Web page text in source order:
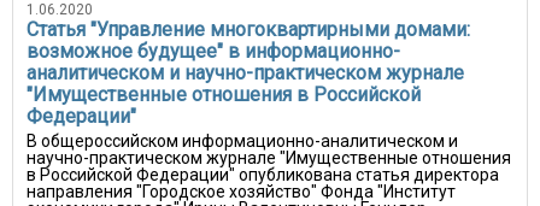
1.06.2020
Статья "Управление многоквартирными домами:
возможное будущее" в информационно-
аналитическом и научно-практическом журнале
"Имущественные отношения в Российской
Федерации"
В общероссийском информационно-аналитическом и
научно-практическом журнале "Имущественные отношения
в Российской Федерации" опубликована статья директора
направления "Городское хозяйство" Фонда "Институт